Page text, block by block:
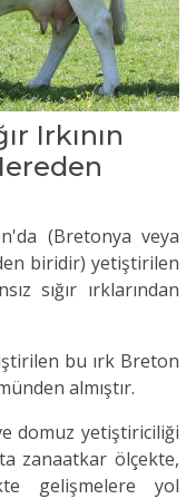
Irkının
(Bretonya veya
biridir) yetiştirilen
sığır ırklarından
bu ırk Breton
almıştır.
domuz yetiştiriciliği
zanaatkar ölçekte,
gelişmelere yol